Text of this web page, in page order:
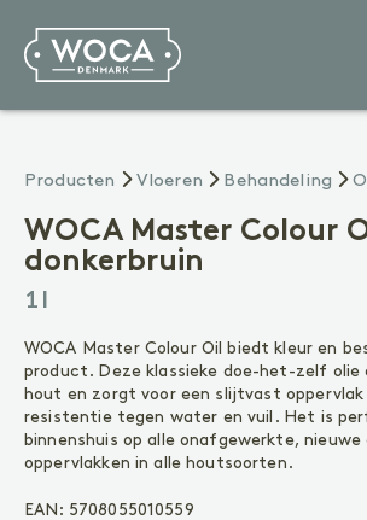
Woca
Nieuws
Contact
Vloeren
VOORBEHANDELING
Reinigen
Voorkleuren
BEHANDELING
Olie
Lak
Zeep
ONDERHOUD
Producten Vloeren Behandeling
WOCA Master Colour
donkerbruin
1 l
WOCA Master Colour Oil biedt kleur en
product. Deze klassieke doe-het-zelf olie
hout en zorgt voor een slijtvast
resistentie tegen water en vuil. Het is
binnenshuis op alle onafgewerkte,
oppervlakken in alle houtsoorten.
EAN: 5708055010559